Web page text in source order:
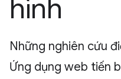
hình
Những nghiên cứu
Ứng dụng web tiến